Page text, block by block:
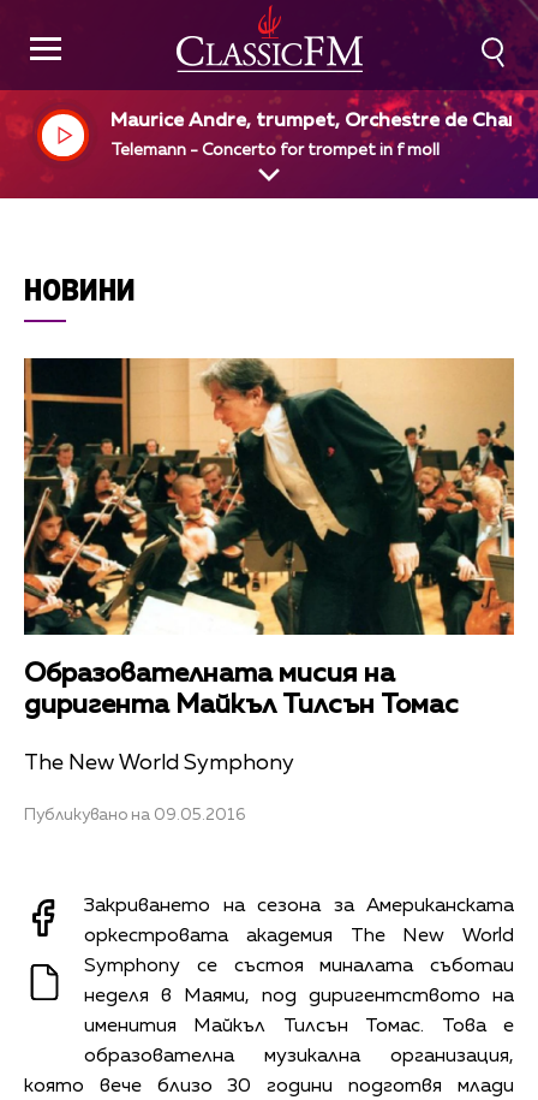
Maurice Andre, trumpet, Orchestre de
e de Rouen, Albert Beaucamp, dir
Telemann - Concerto for trompet in f moll
НОВИНИ
Образователната мисия на
диригента Майкъл Тилсън Томас
The New World Symphony
Публикувано на 09.05.2016
Закриването на сезона за Американската
оркестровата академия The New World
Symphony се състоя миналата съботаи
неделя в Маями, под диригентството на
именития Майкъл Тилсън Томас. Това е
образователна музикална организация,
която вече близо 30 години подготвя млади